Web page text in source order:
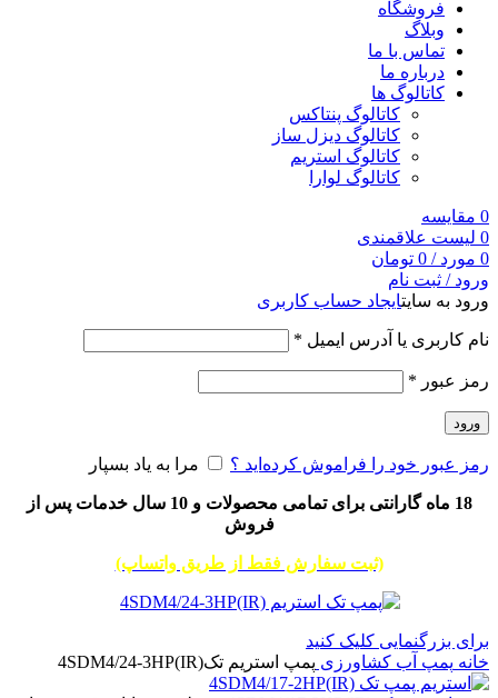
فروشگاه
وبلاگ
تماس با ما
درباره ما
کاتالوگ ها
کاتالوگ پنتاکس
کاتالوگ دیزل ساز
کاتالوگ استریم
کاتالوگ لوارا
0 مقایسه
0 لیست علاقمندی
0 مورد /
0 تومان
ورود / ثبت نام
ورود به سایتایجاد حساب کاربری
نام کاربری یا آدرس ایمیل *
رمز عبور *
ورود
رمز عبور خود را فراموش کرده‌اید ؟ مرا به یاد بسپار
18 ماه گارانتی برای تمامی محصولات و 10 سال خدمات پس از
فروش
(ثبت سفارش فقط از طریق واتساپ)
برای بزرگنمایی کلیک کنید
خانه پمپ آب کشاورزی پمپ استریم تک4SDM4/24-3HP(IR)